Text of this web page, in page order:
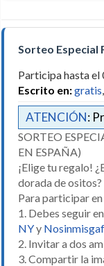
Sorteo Especial
Participa hasta
Escrito en:gratis,
ATENCIÓN:
SORTEO
EN ESPAÑA)
¡Elige tu regalo!
dorada de ositos?
Para participar
1. Debes seguir
NYy
2. Invitar a dos
3. Compartir la